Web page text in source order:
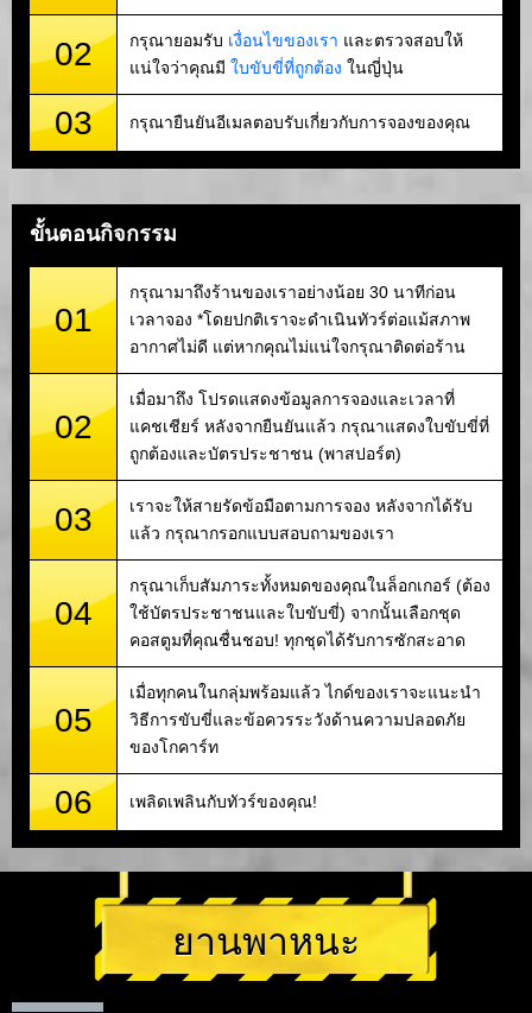
02 กรุณายอมรับ เงื่อนไขของเรา และตรวจสอบให้
แน่ใจว่าคุณมี ใบขับขี่ที่ถูกต้อง ในญี่ปุ่น
03 กรุณายืนยันอีเมลตอบรับเกี่ยวกับการจองของคุณ
ขั้นตอนกิจกรรม
01
กรุณามาถึงร้านของเราอย่างน้อย 30 นาทีก่อน
เวลาจอง *โดยปกติเราจะดำเนินทัวร์ต่อแม้สภาพ
อากาศไม่ดี แต่หากคุณไม่แน่ใจกรุณาติดต่อร้าน
02
เมื่อมาถึง โปรดแสดงข้อมูลการจองและเวลาที่
แคชเชียร์ หลังจากยืนยันแล้ว กรุณาแสดงใบขับขี่ที่
ถูกต้องและบัตรประชาชน (พาสปอร์ต)
03
เราจะให้สายรัดข้อมือตามการจอง หลังจากได้รับ
แล้ว กรุณากรอกแบบสอบถามของเรา
04
กรุณาเก็บสัมภาระทั้งหมดของคุณในล็อกเกอร์ (ต้อง
ใช้บัตรประชาชนและใบขับขี่) จากนั้นเลือกชุด
คอสตูมที่คุณชื่นชอบ! ทุกชุดได้รับการซักสะอาด
05
เมื่อทุกคนในกลุ่มพร้อมแล้ว ไกด์ของเราจะแนะนำ
วิธีการขับขี่และข้อควรระวังด้านความปลอดภัย
ของโกคาร์ท
06 เพลิดเพลินกับทัวร์ของคุณ!
ยานพาหนะ